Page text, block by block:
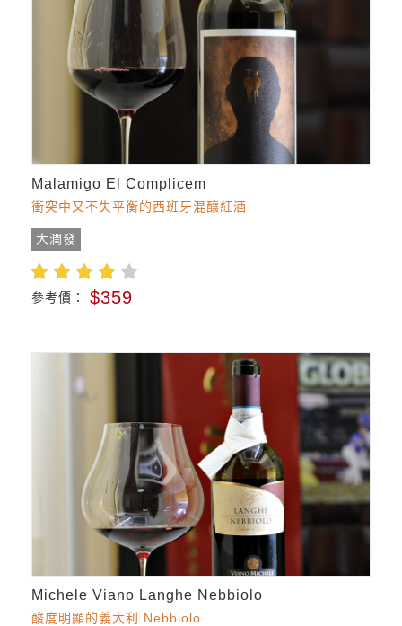
Malamigo El Complicem
衝突中又不失平衡的西班牙混釀紅酒
大潤發
參考價： $359
Michele Viano Langhe Nebbiolo
酸度明顯的義大利 Nebbiolo